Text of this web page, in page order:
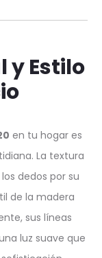
y Estilo
en tu hogar es
La textura
dedos por su
de la madera
sus líneas
luz suave que